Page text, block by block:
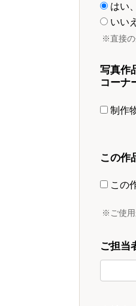
はい
いい
※直接の
写真作
コーナ
制作
この作
この
※ご使用
ご担当